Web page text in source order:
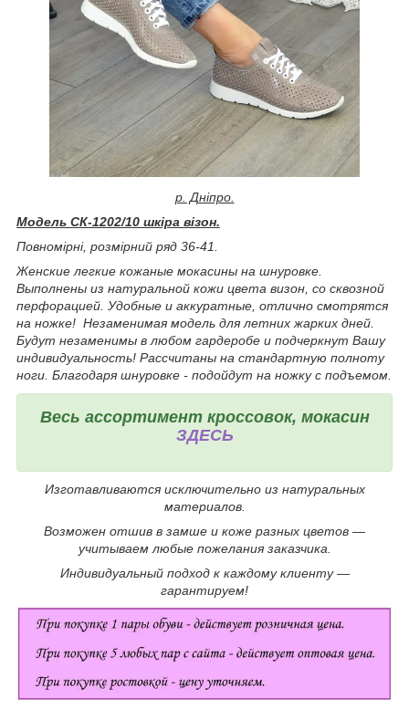
р. Дніпро.
Модель СК-1202/10 шкіра візон.
Повномірні, розмірний ряд 36-41.
Женские легкие кожаные мокасины на шнуровке.
Выполнены из натуральной кожи цвета визон, со сквозной
перфорацией. Удобные и аккуратные, отлично смотрятся
на ножке! Незаменимая модель для летних жарких дней.
Будут незаменимы в любом гардеробе и подчеркнут Вашу
индивидуальность! Рассчитаны на стандартную полноту
ноги. Благодаря шнуровке - подойдут на ножку с подъемом.
Весь ассортимент кроссовок, мокасин
ЗДЕСЬ
Изготавливаются исключительно из натуральных
материалов.
Возможен отшив в замше и коже разных цветов ―
учитываем любые пожелания заказчика.
Индивидуальный подход к каждому клиенту ―
гарантируем!